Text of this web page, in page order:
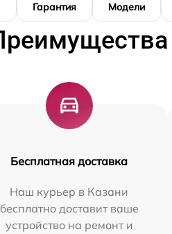
Гарантия Модели
Бесплатная доставка
Наш курьер в Казани
бесплатно доставит ваше
устройство на ремонт и